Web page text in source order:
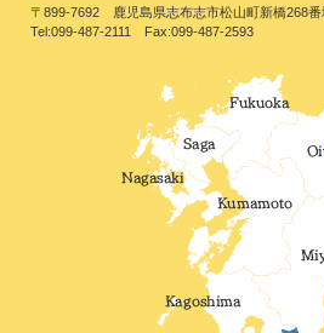
〒899-7692 鹿児島県志布志市松山町新橋268番
Tel:099-487-2111 Fax:099-487-2593